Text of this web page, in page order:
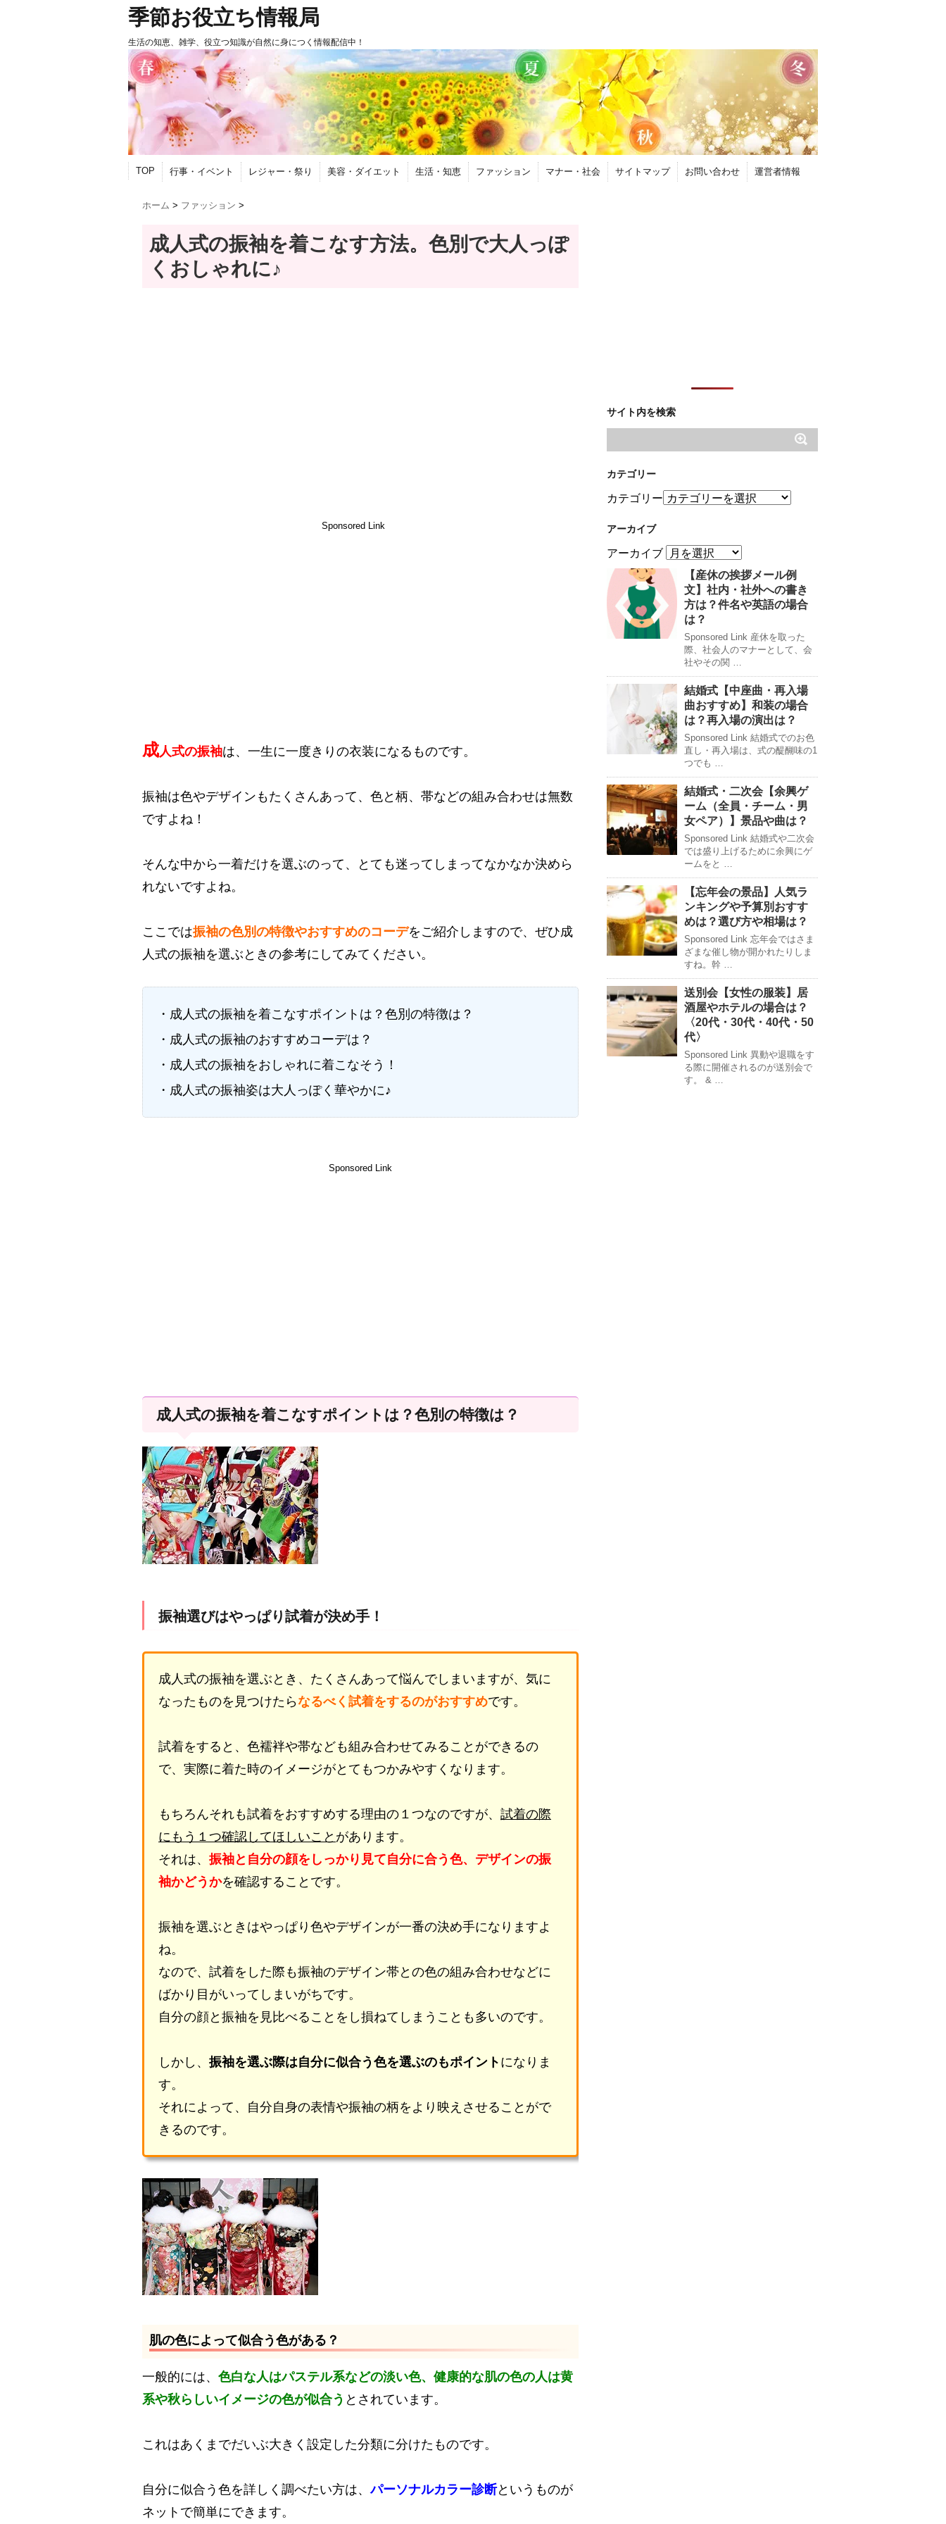
季節お役立ち情報局
生活の知恵、雑学、役立つ知識が自然に身につく情報配信中！
TOP 行事・イベント レジャー・祭り 美容・ダイエット 生活・知恵 ファッション マナー・社会 サイトマップ お問い合わせ 運営者情報
ホーム > ファッション >
成人式の振袖を着こなす方法。色別で大人っぽ
くおしゃれに♪
Sponsored Link
成人式の振袖は、一生に一度きりの衣装になるものです。
振袖は色やデザインもたくさんあって、色と柄、帯などの組み合わせは無数
ですよね！
そんな中から一着だけを選ぶのって、とても迷ってしまってなかなか決めら
れないですよね。
ここでは振袖の色別の特徴やおすすめのコーデをご紹介しますので、ぜひ成
人式の振袖を選ぶときの参考にしてみてください。
・成人式の振袖を着こなすポイントは？色別の特徴は？
・成人式の振袖のおすすめコーデは？
・成人式の振袖をおしゃれに着こなそう！
・成人式の振袖姿は大人っぽく華やかに♪
Sponsored Link
成人式の振袖を着こなすポイントは？色別の特徴は？
振袖選びはやっぱり試着が決め手！
成人式の振袖を選ぶとき、たくさんあって悩んでしまいますが、気に
なったものを見つけたらなるべく試着をするのがおすすめです。
試着をすると、色襦袢や帯なども組み合わせてみることができるの
で、実際に着た時のイメージがとてもつかみやすくなります。
もちろんそれも試着をおすすめする理由の１つなのですが、 試着の際
にもう１つ確認してほしいこと があります。
それは、 振袖と自分の顔をしっかり見て自分に合う色、デザインの振
袖かどうかを確認することです。
振袖を選ぶときはやっぱり色やデザインが一番の決め手になりますよ
ね。
なので、試着をした際も振袖のデザイン帯との色の組み合わせなどに
ばかり目がいってしまいがちです。
自分の顔と振袖を見比べることをし損ねてしまうことも多いのです。
しかし、 振袖を選ぶ際は自分に似合う色を選ぶのもポイント になりま
す。
それによって、自分自身の表情や振袖の柄をより映えさせることがで
きるのです。
肌の色によって似合う色がある？
一般的には、 色白な人はパステル系などの淡い色、健康的な肌の色の人は黄
系や秋らしいイメージの色が似合う とされています。
これはあくまでだいぶ大きく設定した分類に分けたものです。
自分に似合う色を詳しく調べたい方は、パーソナルカラー診断というものが
ネットで簡単にできます。
サイト内を検索
カテゴリー
カテゴリー
アーカイブ
アーカイブ
【産休の挨拶メール例
文】社内・社外への書き
方は？件名や英語の場合
は？
Sponsored Link 産休を取った
際、社会人のマナーとして、会
社やその関 …
結婚式【中座曲・再入場
曲おすすめ】和装の場合
は？再入場の演出は？
Sponsored Link 結婚式でのお色
直し・再入場は、式の醍醐味の1
つでも …
結婚式・二次会【余興ゲ
ーム（全員・チーム・男
女ペア）】景品や曲は？
Sponsored Link 結婚式や二次会
では盛り上げるために余興にゲ
ームをと …
【忘年会の景品】人気ラ
ンキングや予算別おすす
めは？選び方や相場は？
Sponsored Link 忘年会ではさま
ざまな催し物が開かれたりしま
すね。幹 …
送別会【女性の服装】居
酒屋やホテルの場合は？
〈20代・30代・40代・50
代〉
Sponsored Link 異動や退職をす
る際に開催されるのが送別会で
す。 & …